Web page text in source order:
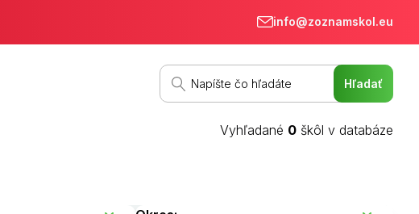
info@zoznamskol.eu
Vyhľadané 0 škôl v databáze